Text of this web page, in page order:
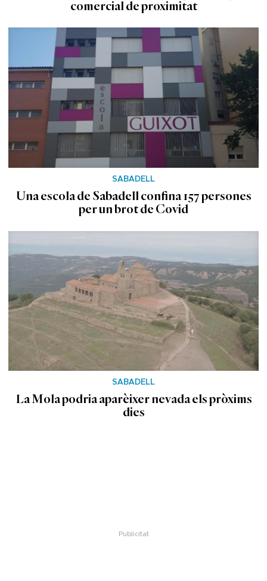
comercial de proximitat
SABADELL
Una escola de Sabadell confina 157 persones
per un brot de Covid
SABADELL
La Mola podria aparèixer nevada els pròxims
dies